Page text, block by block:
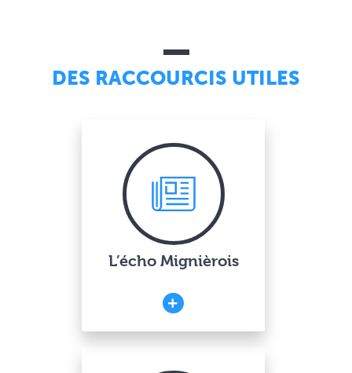
DES RACCOURCIS UTILES
L’écho Mignièrois